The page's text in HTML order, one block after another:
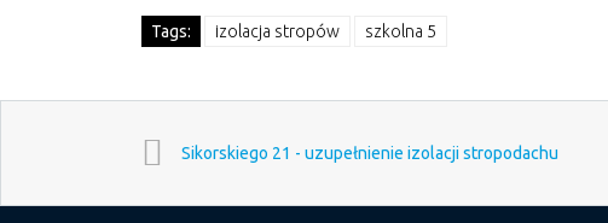
Tags: izolacja stropów szkolna 5
Sikorskiego 21 - uzupełnienie izolacji stropodachu